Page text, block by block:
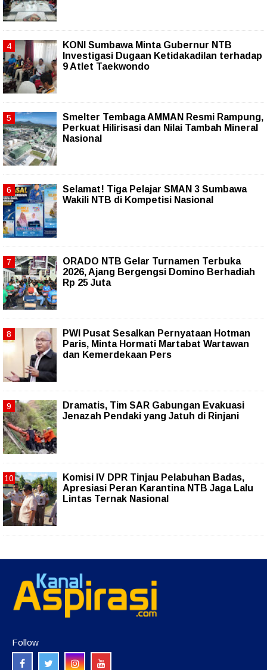
KONI Sumbawa Minta Gubernur NTB
Investigasi Dugaan Ketidakadilan terhadap
9 Atlet Taekwondo
Smelter Tembaga AMMAN Resmi Rampung,
Perkuat Hilirisasi dan Nilai Tambah Mineral
Nasional
Selamat! Tiga Pelajar SMAN 3 Sumbawa
Wakili NTB di Kompetisi Nasional
ORADO NTB Gelar Turnamen Terbuka
2026, Ajang Bergengsi Domino Berhadiah
Rp 25 Juta
PWI Pusat Sesalkan Pernyataan Hotman
Paris, Minta Hormati Martabat Wartawan
dan Kemerdekaan Pers
Dramatis, Tim SAR Gabungan Evakuasi
Jenazah Pendaki yang Jatuh di Rinjani
Komisi IV DPR Tinjau Pelabuhan Badas,
Apresiasi Peran Karantina NTB Jaga Lalu
Lintas Ternak Nasional
Follow